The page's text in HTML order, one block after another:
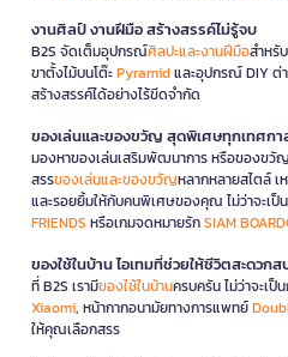
งานศิลป์ งานฝีมือ สร้างสรรค์ไม่รู้จบ
B2S จัดเต็มอุปกรณ์ศิลปะและงานฝีมือสำหรั
ขาตั้งไม้บนโต๊ะPyramidและอุปกรณ์ DIY ต่
สร้างสรรค์ได้อย่างไร้ขีดจำกัด
ของเล่นและของขวัญ สุดพิเศษทุกเทศกา
มองหาของเล่นเสริมพัฒนาการ หรือของขวั
สรรของเล่นและของขวัญหลากหลายสไตล์ เ
และรอยยิ้มให้กับคนพิเศษของคุณ ไม่ว่าจะเป็
FRIENDS หรือเกมจดหมายรักSIAM
ของใช้ในบ้าน ไอเทมที่ช่วยให้ชีวิตสะดวก
ที่ B2S เรามีของใช้ในบ้านครบครัน ไม่ว่าจะเป็
Xiaomi, หน้ากากอนามัยทางการแพทย์
ให้คุณเลือกสรร